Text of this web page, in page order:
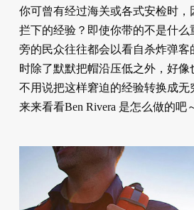
你可曾有经过海关或各式安检时，
拦下的经验？即使你带的不是什么
旁的⺠众往往都会以看自杀炸弹客
时除了默默把帽沿压低之外，好像
不用说把这样窘迫的经验转换成无
来来看看Ben Rivera 是怎么做的吧